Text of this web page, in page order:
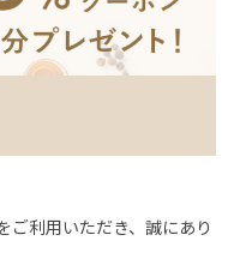
ご利用いただき、誠にあり